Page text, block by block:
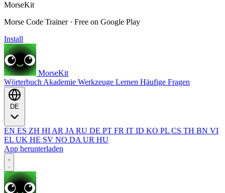
MorseKit
Morse Code Trainer · Free on Google Play
Install
MorseKit
Wörterbuch Akademie Werkzeuge Lernen Häufige Fragen
EN ES ZH HI AR JA RU DE PT FR IT ID KO PL CS TH BN VI
EL UK HE SV NO DA UR HU
App herunterladen